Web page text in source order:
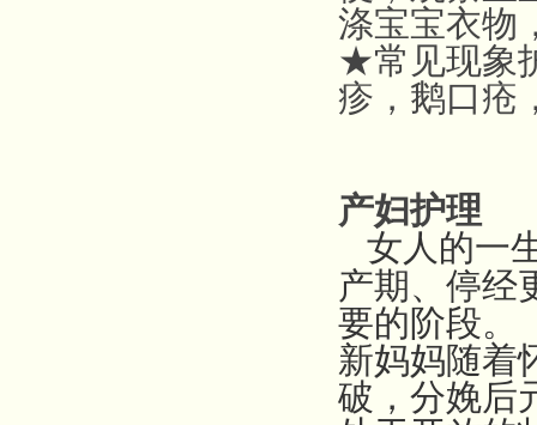
涤宝宝衣物
★常见现象
疹，鹅口疮
产妇护理
女人的一
产期、停经
要的阶段。
新妈妈随着
破，分娩后